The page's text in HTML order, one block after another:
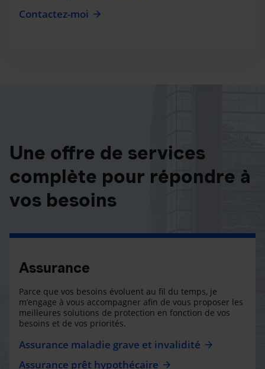
Contactez-moi
Une offre de services
complète pour répondre à
vos besoins
Assurance
Parce que vos besoins évoluent au fil du temps, je
m’engage à vous accompagner afin de vous proposer les
meilleures solutions de protection en fonction de vos
besoins et de vos priorités.
Assurance maladie grave et invalidité
Assurance prêt hypothécaire